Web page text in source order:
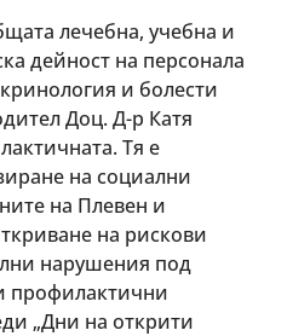
лечебна, учебна и
дейност на персонала
и болести
Доц. Д-р Катя
Тя е
на социални
на Плевен и
на рискови
нарушения под
профилактични
„Дни на открити